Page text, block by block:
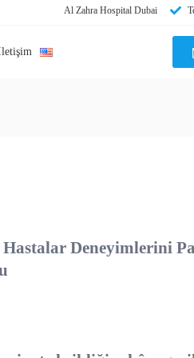
Al Zahra Hospital Dubai
Deneyimlerini